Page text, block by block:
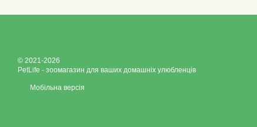
© 2021-2026
PetLife - зоомагазин для ваших домашніх улюбленців
Мобільна версія